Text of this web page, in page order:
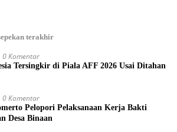
terakhir
0 Komentar
Tersingkir di Piala AFF 2026 Usai Ditahan
0 Komentar
Pelopori Pelaksanaan Kerja Bakti
Desa Binaan